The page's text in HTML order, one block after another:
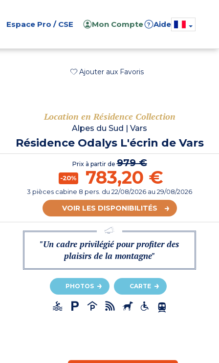
Espace Pro / CSE Mon Compte ? Aide
Ajouter aux Favoris
Location en Résidence Collection
Alpes du Sud Vars
Résidence Odalys L'écrin de Vars
Prix à partir de979 €
-20% 783,20 €
3 pièces cabine 8 pers. du 22/08/2026 au 29/08/2026
VOIR LES DISPONIBILITÉS
"Un cadre privilégié pour profiter des
plaisirs de la montagne"
PHOTOS CARTE